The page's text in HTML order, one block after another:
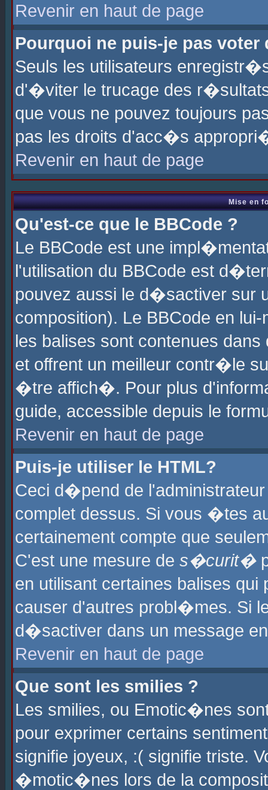
Revenir en haut de page
Pourquoi ne puis-je pas voter
Seuls les utilisateurs
d'�viter le trucage des
que vous ne pouvez toujours
pas les droits d'acc�s
Revenir en haut de page
Mise en
Qu'est-ce que le BBCode ?
Le BBCode est une
l'utilisation du BBCode est
pouvez aussi le d�sactiver sur
composition). Le BBCode en
les balises sont contenues
et offrent un meilleur contr�le
�tre affich�. Pour plus
guide, accessible depuis le
Revenir en haut de page
Puis-je utiliser le HTML?
Ceci d�pend de
complet dessus. Si vous �tes
certainement compte que
C'est une mesure de s�curit�
en utilisant certaines balises
causer d'autres probl�mes. Si
d�sactiver dans un message
Revenir en haut de page
Que sont les smilies ?
Les smilies, ou Emotic�nes
pour exprimer certains
signifie joyeux, :( signifie triste.
�motic�nes lors de la